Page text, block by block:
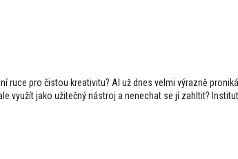
ruce pro čistou kreativitu? AI už dnes velmi výrazně
využít jako užitečný nástroj a nenechat se jí zahltit?